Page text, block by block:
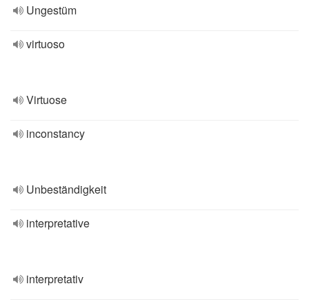
Ungestüm
virtuoso
Virtuose
inconstancy
Unbeständigkeit
interpretative
interpretativ